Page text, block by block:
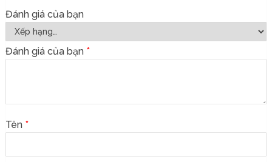
Đánh giá của bạn
Đánh giá của bạn *
Tên *